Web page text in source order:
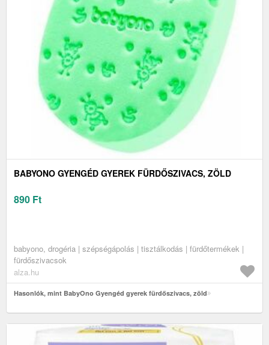
BABYONO GYENGÉD GYEREK FÜRDŐSZIVACS, ZÖLD
890 Ft
babyono, drogéria | szépségápolás | tisztálkodás | fürdőtermékek |
fürdőszivacsok
alza.hu
Hasonlók, mint BabyOno Gyengéd gyerek fürdőszivacs, zöld